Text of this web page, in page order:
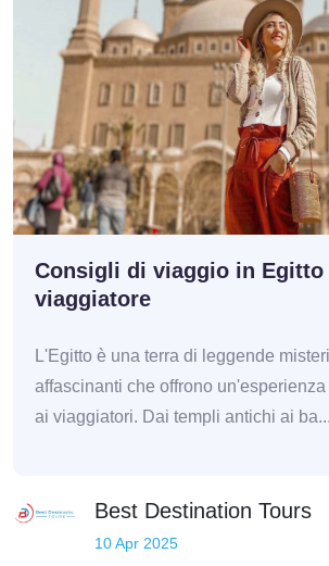
Consigli di viaggio in Egitto
viaggiatore
L'Egitto è una terra di leggende
affascinanti che offrono
ai viaggiatori. Dai templi antichi ai ba...
Best Destination Tours
10 Apr 2025